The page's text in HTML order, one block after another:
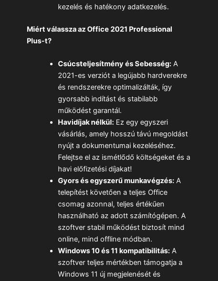
kezelés és hatékony adatkezelés.
Miért válassza az Office 2021 Professional
Plus-t?
Csúcsteljesítmény és Sebesség:A
2021-es verziót a legújabb hardverekre
és rendszerekre optimalizálták, így
gyorsabb indítást és stabilabb
működést garantál.
Havidíjak nélkül:Ez egy egyszeri
vásárlás, amely hosszú távú megoldást
nyújt a dokumentumai kezeléséhez.
Felejtse el az ismétlődő költségeket és a
havi előfizetési díjakat!
Gyors és egyszerű munkavégzés:A
telepítést követően a teljes Office
csomag azonnal, teljes értékűen
használható az adott számítógépen. A
szoftver stabil működést biztosít mind
online, mind offline módban.
Windows 10 és 11 kompatibilitás:A
szoftver teljes mértékben támogatja a
Windows 11 új megjelenését és